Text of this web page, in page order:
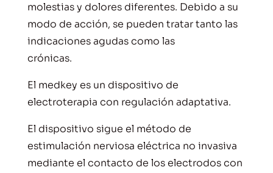
molestias y dolores diferentes. Debido a su
modo de acción, se pueden tratar tanto las
indicaciones agudas como las
crónicas.
El medkey es un dispositivo de
electroterapia con regulación adaptativa.
El dispositivo sigue el método de
estimulación nerviosa eléctrica no invasiva
mediante el contacto de los electrodos con